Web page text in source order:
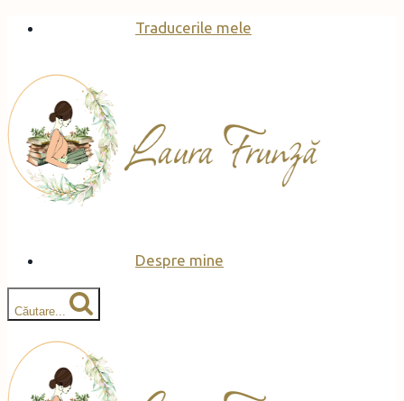
Skip
content
Traducerile mele
Despre mine
Căutare...